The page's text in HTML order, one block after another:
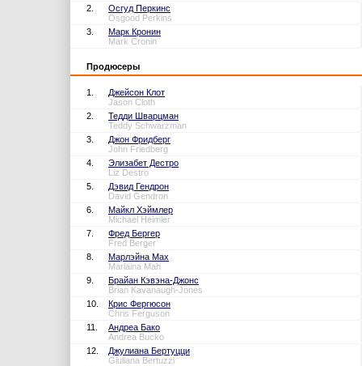
2.
Осгуд Перкинс
Osgood Perkins
3.
Марк Кронин
Mark Cronin
Продюсеры
1.
Джейсон Клот
Jason Cloth
2.
Тедди Шварцман
Teddy Schwarzman
3.
Джон Фридберг
John Friedberg
4.
Элизабет Дестро
Liz Destro
5.
Дэвид Гендрон
David Gendron
6.
Майкл Хэймлер
Michael Heimler
7.
Фред Бергер
Fred Berger
8.
Марлэйна Мах
Marlaina Mah
9.
Брайан Кэвэна-Джонс
Brian Kavanaugh-Jones
10.
Крис Фергюсон
Chris Ferguson
11.
Андреа Бако
Andrea Bucko
12.
Джулиана Бертуцци
Giuliana Bertuzzi